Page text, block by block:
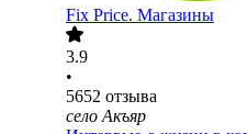
Fix Price. Магазины
3.9
•
5652 отзыва
село Акъяр